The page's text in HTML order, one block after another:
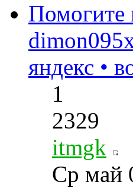
Помогите
яндекс •
1
2329
itmgk
Ср май